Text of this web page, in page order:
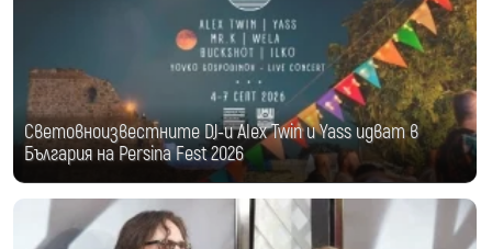
Световноизвестните DJ-и Alex Twin и Yass идват в
България на Persina Fest 2026